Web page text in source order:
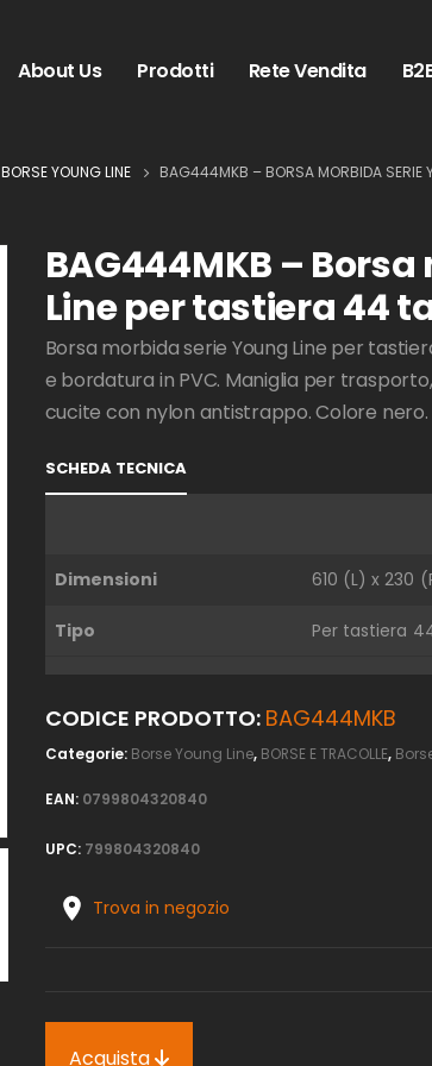
About Us Prodotti Rete Vendita
BORSE YOUNG LINE BAG444MKB – BORSA MORBIDA SERIE
BAG444MKB –
Line per tastiera 44
Borsa morbida serie Young Line per
e bordatura in PVC. Maniglia per
cucite con nylon antistrappo. Colore nero.
SCHEDA TECNICA
Dimensioni 610 (L) x 230
Tipo Per tastiera
CODICE PRODOTTO: BAG444MKB
Categorie: Borse Young Line, BORSE E TRACOLLE,
EAN:0799804320840
UPC:799804320840
Trova in negozio
Acquista